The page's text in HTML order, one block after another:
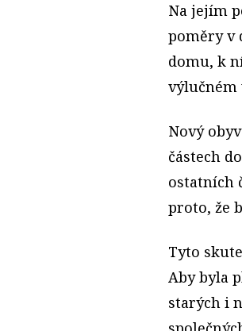
Na jejím
poměry v
domu, k
výlučném
Nový
částech
ostatních
proto, že
Tyto
Aby byla
starých i